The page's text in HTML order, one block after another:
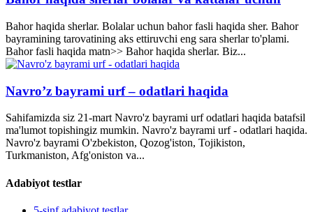
Bahor haqida sherlar. Bolalar uchun bahor fasli haqida sher. Bahor
bayramining tarovatining aks ettiruvchi eng sara sherlar to'plami.
Bahor fasli haqida matn>> Bahor haqida sherlar. Biz...
Navro’z bayrami urf – odatlari haqida
Sahifamizda siz 21-mart Navro'z bayrami urf odatlari haqida batafsil
ma'lumot topishingiz mumkin. Navro'z bayrami urf - odatlari haqida.
Navro'z bayrami O'zbekiston, Qozog'iston, Tojikiston,
Turkmaniston, Afg'oniston va...
Adabiyot testlar